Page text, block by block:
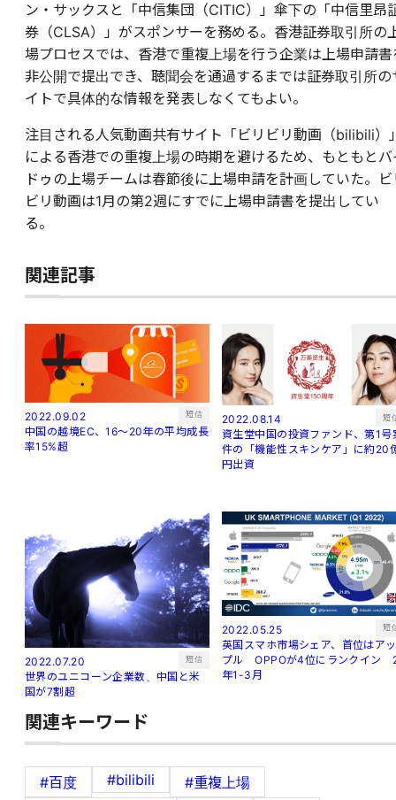
ン・サックスと「中信集団（CITIC）」傘下の「中信里昂
券（CLSA）」がスポンサーを務める。香港証券取引所の
場プロセスでは、香港で重複上場を行う企業は上場申請書
非公開で提出でき、聴聞会を通過するまでは証券取引所の
イトで具体的な情報を発表しなくてもよい。
注目される人気動画共有サイト「ビリビリ動画（bilibili）
による香港での重複上場の時期を避けるため、もともとバ
ドゥの上場チームは春節後に上場申請を計画していた。ビ
ビリ動画は1月の第2週にすでに上場申請書を提出してい
る。
関連記事
2022.09.02 短信
中国の越境EC、16～20年の平均成長
率15%超
2022.08.14 短
資生堂中国の投資ファンド、第1号
件の「機能性スキンケア」に約20
円出資
2022.07.20 短信
世界のユニコーン企業数、中国と米
国が7割超
2022.05.25 短
英国スマホ市場シェア、首位はアッ
プル OPPOが4位にランクイン
年1-3月
関連キーワード
#百度 #bilibili
#重複上場